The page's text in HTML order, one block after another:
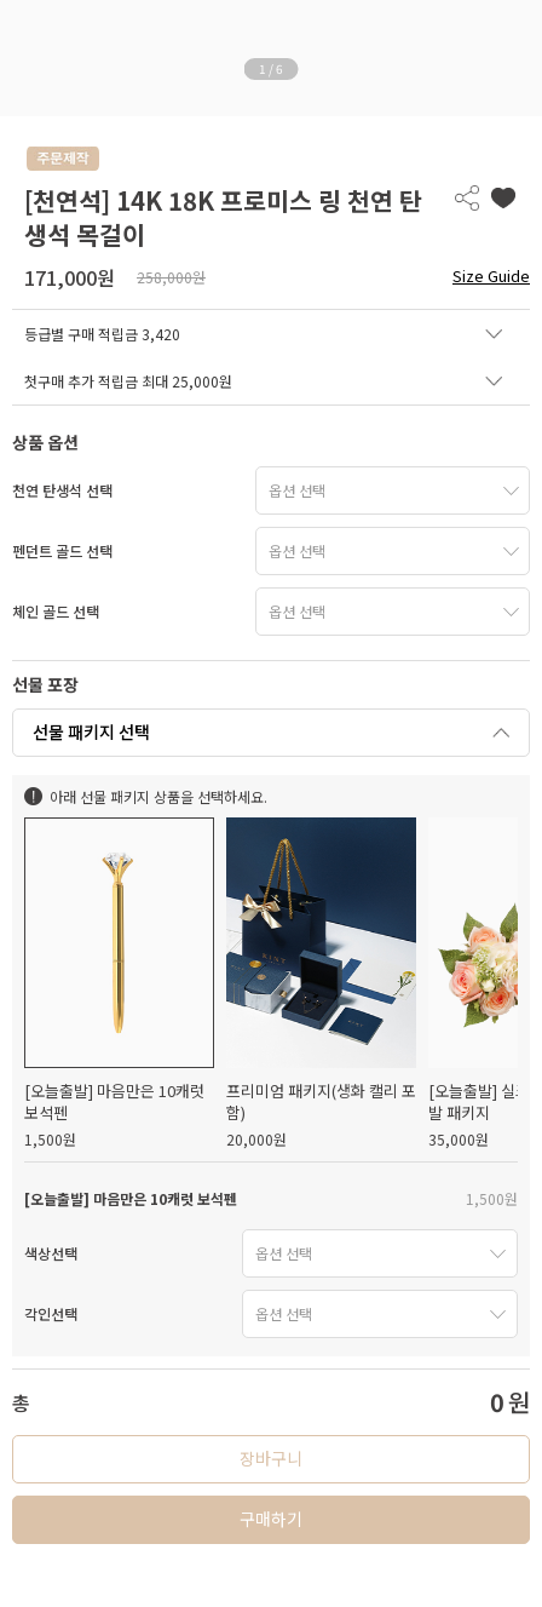
1 /6
[천연석] 14K 18K 프로미스 링 천연 탄
생석 목걸이
171,000원 258,000원 Size Guide
등급별 구매 적립금3,420
첫구매 추가 적립금 최대 25,000원
상품 옵션
천연 탄생석 선택
펜던트 골드 선택
체인 골드 선택
선물 포장
선물 패키지 선택
아래 선물 패키지 상품을 선택하세요.
[오늘출발] 마음만은 10캐럿
보석펜
1,500원
프리미엄 패키지(생화 캘리 포
함)
20,000원
[오늘출발] 실크
발 패키지
35,000원
[오늘출발] 마음만은 10캐럿 보석펜 1,500원
색상선택
각인선택
총 0원
장바구니
구매하기